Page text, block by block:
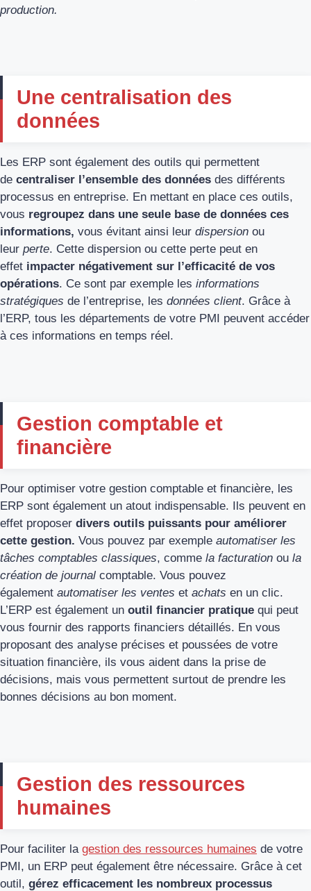
production.
Une centralisation des
données
Les ERP sont également des outils qui permettent
de centraliser l’ensemble des données des différents
processus en entreprise. En mettant en place ces outils,
vous regroupez dans une seule base de données ces
informations, vous évitant ainsi leur dispersion ou
leur perte. Cette dispersion ou cette perte peut en
effet impacter négativement sur l’efficacité de vos
opérations. Ce sont par exemple les informations
stratégiques de l’entreprise, les données client. Grâce à
l’ERP, tous les départements de votre PMI peuvent accéder
à ces informations en temps réel.
Gestion comptable et
financière
Pour optimiser votre gestion comptable et financière, les
ERP sont également un atout indispensable. Ils peuvent en
effet proposer divers outils puissants pour améliorer
cette gestion. Vous pouvez par exemple automatiser les
tâches comptables classiques, comme la facturation ou la
création de journal comptable. Vous pouvez
également automatiser les ventes et achats en un clic.
L’ERP est également un outil financier pratique qui peut
vous fournir des rapports financiers détaillés. En vous
proposant des analyse précises et poussées de votre
situation financière, ils vous aident dans la prise de
décisions, mais vous permettent surtout de prendre les
bonnes décisions au bon moment.
Gestion des ressources
humaines
Pour faciliter la gestion des ressources humaines de votre
PMI, un ERP peut également être nécessaire. Grâce à cet
outil, gérez efficacement les nombreux processus